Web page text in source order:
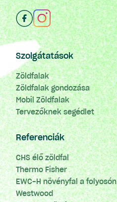
Szolgátatások
Zöldfalak
Zöldfalak gondozása
Mobil Zöldfalak
Tervezőknek segédlet
Referenciák
CHS élő zöldfal
Thermo Fisher
EWC-H növényfal a folyosón
Westwood